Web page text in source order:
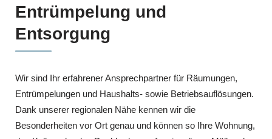
Entrümpelung und
Entsorgung
Wir sind Ihr erfahrener Ansprechpartner für Räumungen,
Entrümpelungen und Haushalts- sowie Betriebsauflösungen.
Dank unserer regionalen Nähe kennen wir die
Besonderheiten vor Ort genau und können so Ihre Wohnung,